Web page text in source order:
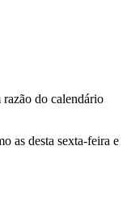
do calendário
as desta sexta-feira e